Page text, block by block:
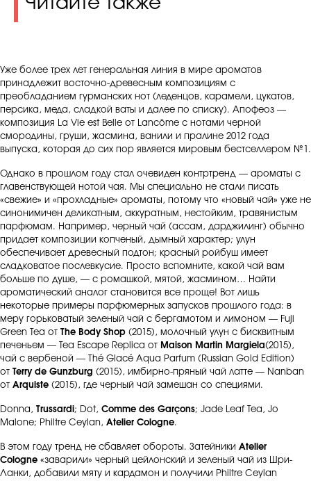
Уже более трех лет генеральная линия в мире ароматов
принадлежит восточно-древесным композициям с
преобладанием гурманских нот (леденцов, карамели, цукатов,
персика, меда, сладкой ваты и далее по списку). Апофеоз —
композиция La Vie est Belle от Lancôme с нотами черной
смородины, груши, жасмина, ванили и пралине 2012 года
выпуска, которая до сих пор является мировым бестселлером №1.
Однако в прошлом году стал очевиден контртренд — ароматы с
главенствующей нотой чая. Мы специально не стали писать
«свежие» и «прохладные» ароматы, потому что «новый чай» уже не
синонимичен деликатным, аккуратным, нестойким, травянистым
парфюмам. Например, черный чай (ассам, дарджилинг) обычно
придает композиции копченый, дымный характер; улун
обеспечивает древесный подтон; красный ройбуш имеет
сладковатое послевкусие. Просто вспомните, какой чай вам
больше по душе, — с ромашкой, мятой, жасмином… Найти
ароматический аналог становится все проще! Вот лишь
некоторые примеры парфюмерных запусков прошлого года: в
меру горьковатый зеленый чай с бергамотом и лимоном — Fuji
Green Tea от The Body Shop (2015), молочный улун с бисквитным
печеньем — Tea Escape Replica от Maison Martin Margiela(2015),
чай с вербеной — Thé Glacé Aqua Parfum (Russian Gold Edition)
от Terry de Gunzburg (2015), имбирно-пряный чай латте — Nanban
от Arquiste (2015), где черный чай замешан со специями.
Donna, Trussardi; Dot, Comme des Garçons; Jade Leaf Tea, Jo
Malone; Philtre Ceylan, Atelier Cologne.
В этом году тренд не сбавляет обороты. Затейники Atelier
Cologne «заварили» черный цейлонский и зеленый чай из Шри-
Ланки, добавили мяту и кардамон и получили Philtre Ceylan